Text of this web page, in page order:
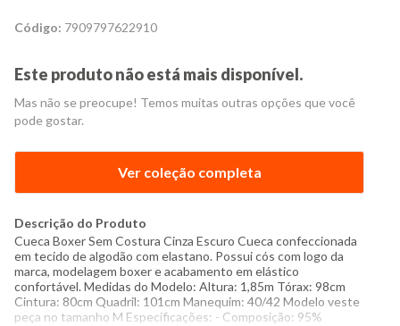
Código: 7909797622910
Este produto não está mais disponível.
Mas não se preocupe! Temos muitas outras opções que você
pode gostar.
Ver coleção completa
Descrição do Produto
Cueca Boxer Sem Costura Cinza Escuro Cueca confeccionada
em tecido de algodão com elastano. Possui cós com logo da
marca, modelagem boxer e acabamento em elástico
confortável. Medidas do Modelo: Altura: 1,85m Tórax: 98cm
Cintura: 80cm Quadril: 101cm Manequim: 40/42 Modelo veste
peça no tamanho M Especificações: - Composição: 95%